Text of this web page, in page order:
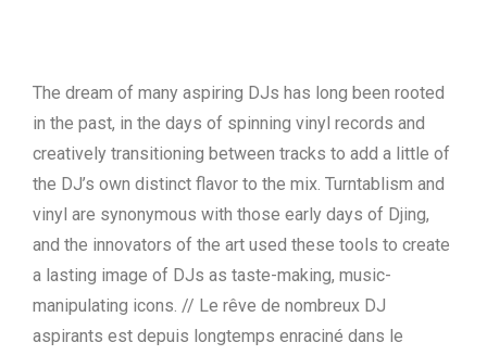
The dream of many aspiring DJs has long been rooted
in the past, in the days of spinning vinyl records and
creatively transitioning between tracks to add a little of
the DJ’s own distinct flavor to the mix. Turntablism and
vinyl are synonymous with those early days of Djing,
and the innovators of the art used these tools to create
a lasting image of DJs as taste-making, music-
manipulating icons. // Le rêve de nombreux DJ
aspirants est depuis longtemps enraciné dans le